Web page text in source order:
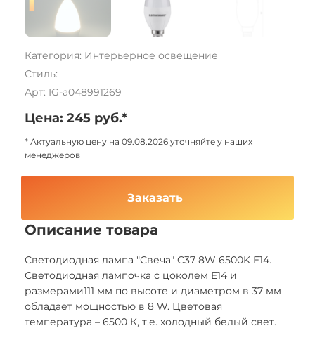
Категория: Интерьерное освещение
Стиль:
Арт: IG-a048991269
Цена: 245 руб.*
* Актуальную цену на 09.08.2026 уточняйте у наших
менеджеров
Заказать
Описание товара
Светодиодная лампа "Свеча" C37 8W 6500K E14.
Светодиодная лампочка с цоколем E14 и
размерами111 мм по высоте и диаметром в 37 мм
обладает мощностью в 8 W. Цветовая
температура – 6500 К, т.е. холодный белый свет.